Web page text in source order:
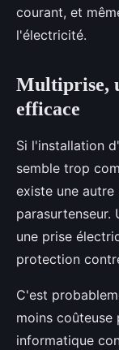
courant, et
l'électricité.
Multiprise,
efficace
Si l'installation
semble trop
existe une
parasurtenseur.
une prise
protection
C'est
moins
informatique